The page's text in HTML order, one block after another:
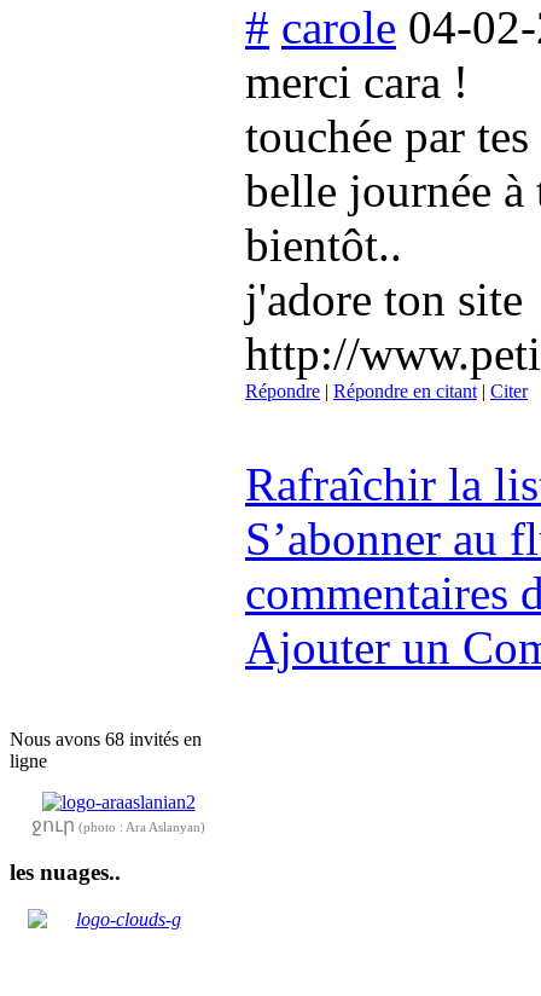
# carole 04-
merci cara !
touchée par
belle journée à
bientôt..
j'adore ton site
http://
Répondre | Répondre en citant| Citer
Rafraîchir la
S’abonner au
commentaires
Ajouter un
Nous avons 68 invités en
ligne
ջուր (photo : Ara Aslanyan)
les nuages..